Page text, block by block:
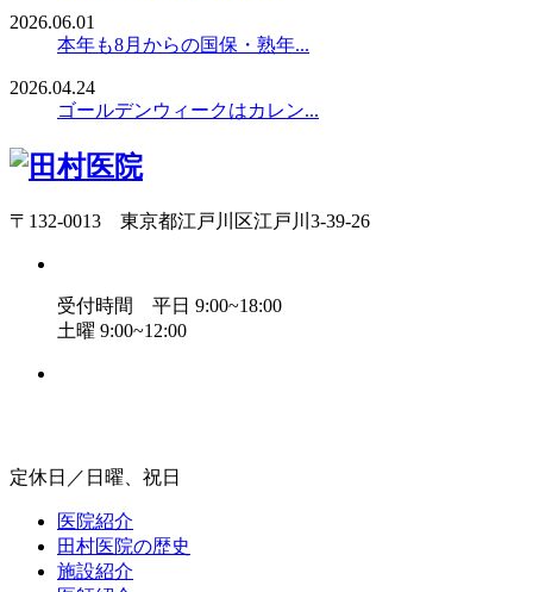
2026.06.01
本年も8月からの国保・熟年...
2026.04.24
ゴールデンウィークはカレン...
〒132-0013 東京都江戸川区江戸川3-39-26
受付時間 平日 9:00~18:00
土曜 9:00~12:00
定休日／日曜、祝日
医院紹介
田村医院の歴史
施設紹介